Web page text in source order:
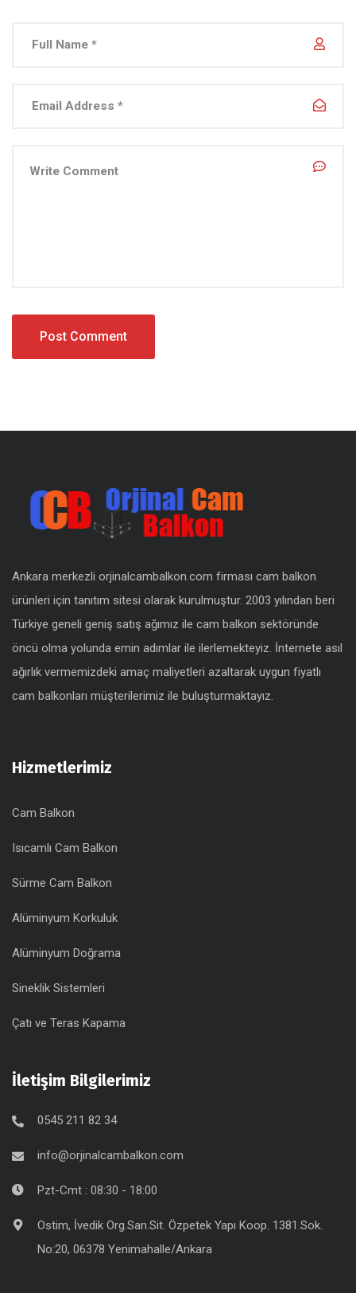
Ankara merkezli orjinalcambalkon.com firması cam balkon
ürünleri için tanıtım sitesi olarak kurulmuştur. 2003 yılından beri
Türkiye geneli geniş satış ağımız ile cam balkon sektöründe
öncü olma yolunda emin adımlar ile ilerlemekteyiz. İnternete asıl
ağırlık vermemizdeki amaç maliyetleri azaltarak uygun fiyatlı
cam balkonları müşterilerimiz ile buluşturmaktayız.
Hizmetlerimiz
Cam Balkon
Isıcamlı Cam Balkon
Sürme Cam Balkon
Alüminyum Korkuluk
Alüminyum Doğrama
Sineklik Sistemleri
Çatı ve Teras Kapama
İletişim Bilgilerimiz
0545 211 82 34
info@orjinalcambalkon.com
Pzt-Cmt : 08:30 - 18:00
Ostim, İvedik Org.San.Sit. Özpetek Yapı Koop. 1381.Sok.
No:20, 06378 Yenimahalle/Ankara